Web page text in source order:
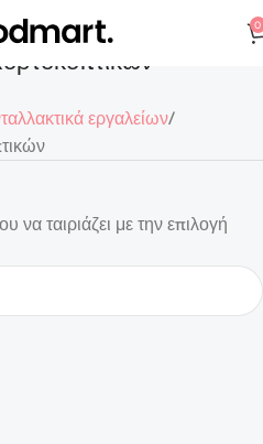
0
εργαλείων
να ταιριάζει με την επιλογή